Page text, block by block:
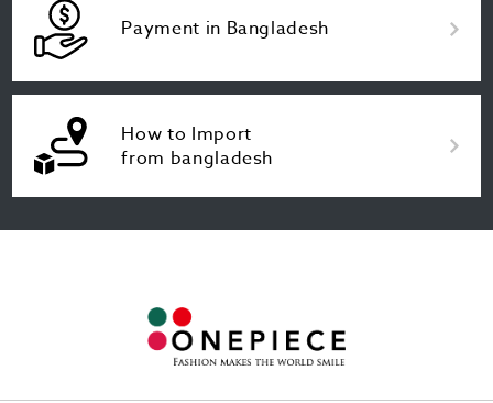
Payment in Bangladesh
How to Import
from bangladesh